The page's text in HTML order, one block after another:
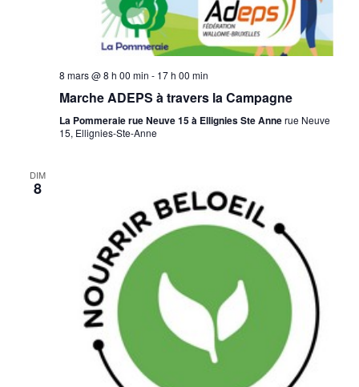
8 mars @ 8 h 00 min - 17 h 00 min
Marche ADEPS à travers la Campagne
La Pommeraie rue Neuve 15 à Ellignies Ste Annerue Neuve
15, Ellignies-Ste-Anne
DIM
8